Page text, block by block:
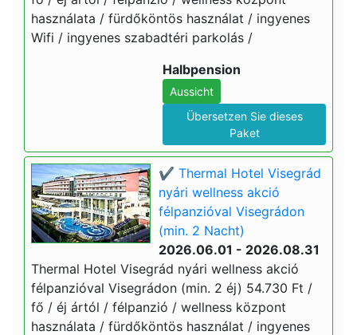
használata / fürdőköntös használat / ingyenes
Wifi / ingyenes szabadtéri parkolás /
Halbpension
Aussicht
Übersetzen Sie dieses
Paket
✔️ Thermal Hotel Visegrád
nyári wellness akció
félpanzióval Visegrádon
(min. 2 Nacht)
2026.06.01 - 2026.08.31
Thermal Hotel Visegrád nyári wellness akció
félpanzióval Visegrádon (min. 2 éj) 54.730 Ft /
fő / éj ártól / félpanzió / wellness központ
használata / fürdőköntös használat / ingyenes